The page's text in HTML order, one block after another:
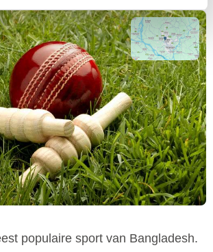
populaire sport van Bangladesh.